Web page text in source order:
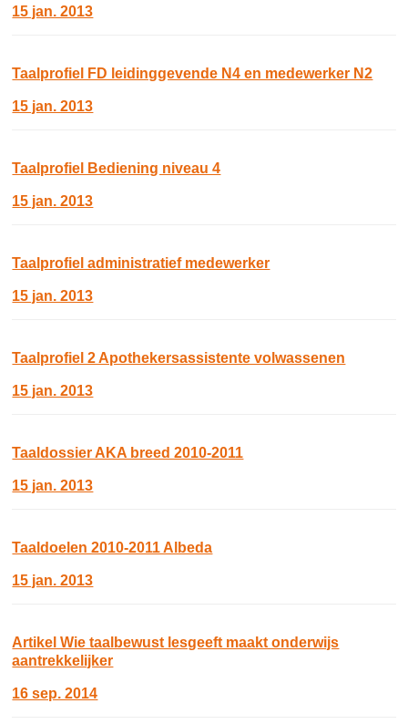
15 jan. 2013
Taalprofiel FD leidinggevende N4 en medewerker N2
15 jan. 2013
Taalprofiel Bediening niveau 4
15 jan. 2013
Taalprofiel administratief medewerker
15 jan. 2013
Taalprofiel 2 Apothekersassistente volwassenen
15 jan. 2013
Taaldossier AKA breed 2010-2011
15 jan. 2013
Taaldoelen 2010-2011 Albeda
15 jan. 2013
Artikel Wie taalbewust lesgeeft maakt onderwijs
aantrekkelijker
16 sep. 2014